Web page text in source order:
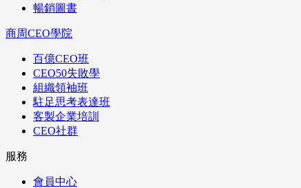
暢銷圖書
商周CEO學院
百億CEO班
CEO50失敗學
組織領袖班
駐足思考表達班
客製企業培訓
CEO社群
服務
會員中心